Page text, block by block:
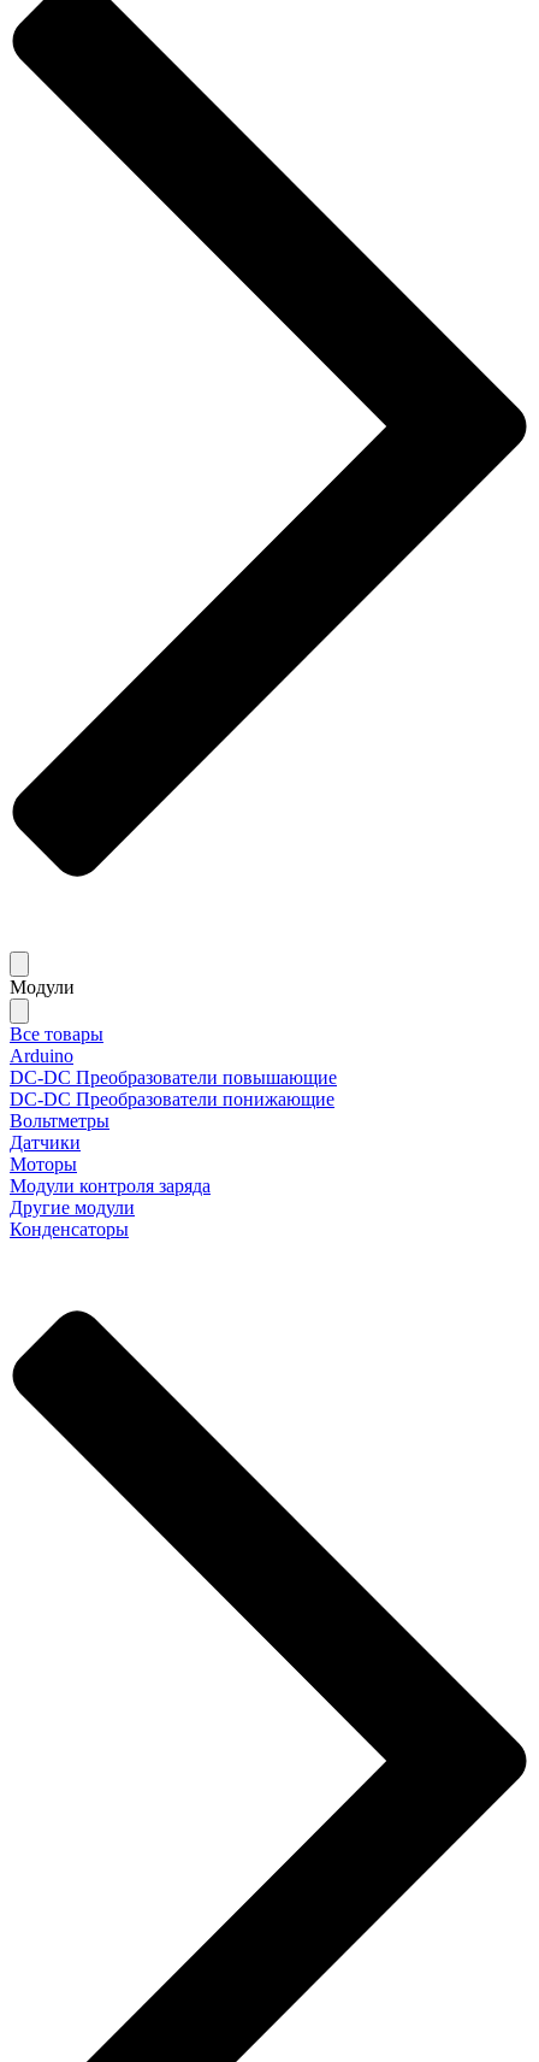
Модули
Все товары
Arduino
DC-DC Преобразователи повышающие
DC-DC Преобразователи понижающие
Вольтметры
Датчики
Моторы
Модули контроля заряда
Другие модули
Конденсаторы